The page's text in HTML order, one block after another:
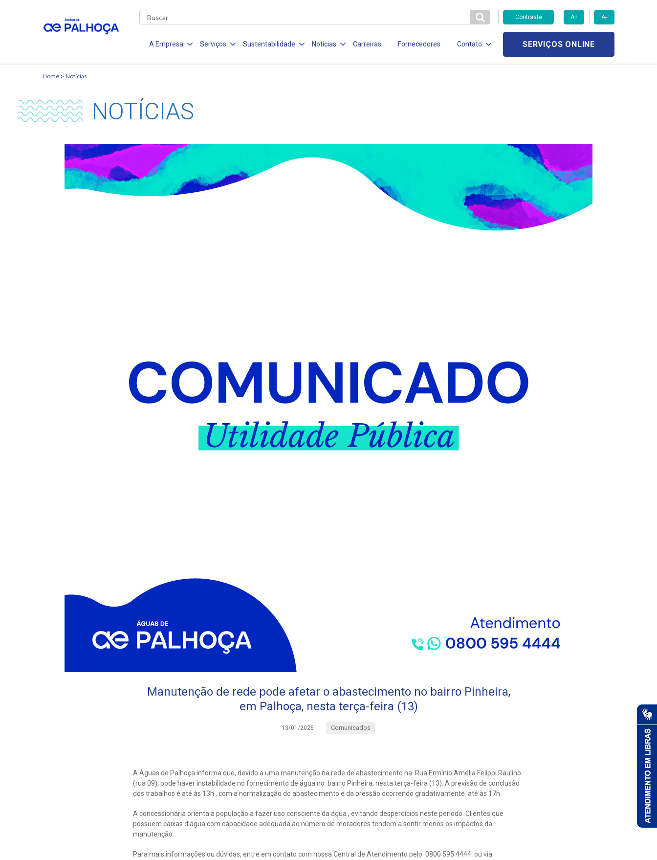
Contraste A+ A-
A Empresa Serviços Sustentabilidade Notícias Carreiras Fornecedores Contato SERVIÇOS ONLINE
Home Notícias
NOTÍCIAS
Manutenção de rede pode afetar o abastecimento no bairro Pinheira,
em Palhoça, nesta terça-feira (13)
13/01/2026 Comunicados
A Águas de Palhoça informa que, devido a uma manutenção na rede de abastecimento na Rua Ermínio Amélia Felippi Raulino
(rua 09), pode haver instabilidade no fornecimento de água no bairro Pinheira, nesta terça-feira (13). A previsão de conclusão
dos trabalhos é até às 13h , com a normalização do abastecimento e da pressão ocorrendo gradativamente até às 17h.
A concessionária orienta a população a fazer uso consciente da água , evitando desperdícios neste período. Clientes que
possuem caixas d’água com capacidade adequada ao número de moradores tendem a sentir menos os impactos da
manutenção.
Para mais informações ou dúvidas, entre em contato com nossa Central de Atendimento pelo 0800 595 4444 ou via